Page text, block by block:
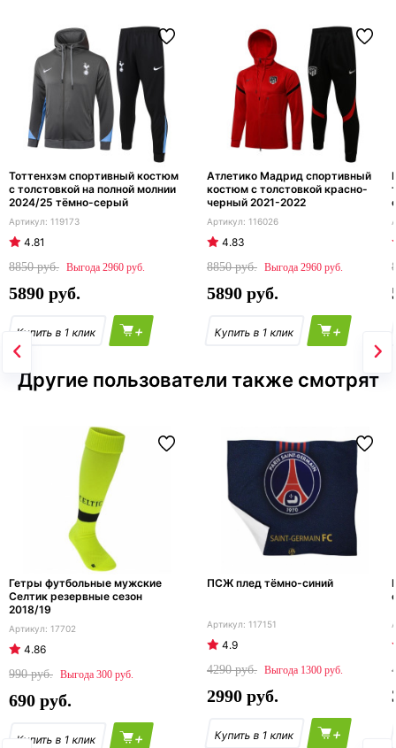
Тоттенхэм спортивный костюм
с толстовкой на полной молнии
2024/25 тёмно-серый
119173
4.81
8850
2960
5890
+
Атлетико Мадрид спортивный
костюм с толстовкой красно-
черный 2021-2022
116026
4.83
8850
2960
5890
+
Другие пользователи также смотрят
Гетры футбольные мужские
Селтик резервные сезон
2018/19
17702
4.86
990
300
690
+
ПСЖ плед тёмно-синий
117151
4.9
4290
1300
2990
+